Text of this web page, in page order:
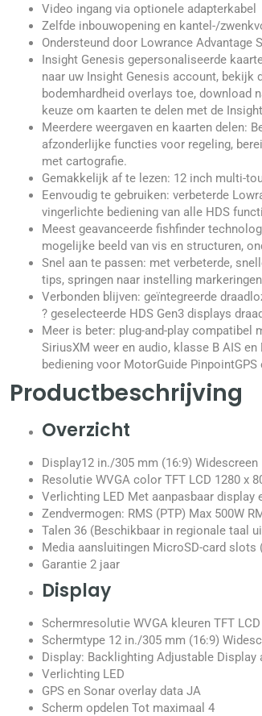
Video ingang via optionele adapterkabel
Zelfde inbouwopening en kantel-/
Ondersteund door Lowrance Advantage
Insight Genesis gepersonaliseerde
naar uw Insight Genesis account, bekijk
bodemhardheid overlays toe, download
keuze om kaarten te delen met de
Meerdere weergaven en kaarten delen:
afzonderlijke functies voor regeling,
met cartografie.
Gemakkelijk af te lezen: 12 inch multi-
Eenvoudig te gebruiken: verbeterde
vingerlichte bediening van alle HDS
Meest geavanceerde fishfinder
mogelijke beeld van vis en structuren,
Snel aan te passen: met verbeterde,
tips, springen naar instelling
Verbonden blijven: geïntegreerde
? geselecteerde HDS Gen3 displays
Meer is beter: plug-and-play compatibel
SiriusXM weer en audio, klasse B AIS
bediening voor MotorGuide
Productbeschrijving
Overzicht
Display12 in./305 mm (16:9) Widescreen
Resolutie WVGA color TFT LCD 1280 x
Verlichting LED Met aanpasbaar display
Zendvermogen: RMS (PTP) Max 500W
Talen 36 (Beschikbaar in regionale taal
Media aansluitingen MicroSD-card slots
Garantie 2 jaar
Display
Schermresolutie WVGA kleuren TFT
Schermtype 12 in./305 mm (16:9)
Display: Backlighting Adjustable Display
Verlichting LED
GPS en Sonar overlay data JA
Scherm opdelen Tot maximaal 4